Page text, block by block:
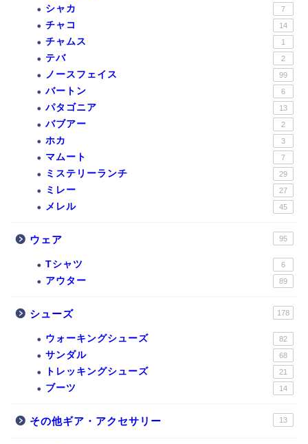
シャカ 7
チャコ 14
チャムス 1
テバ 2
ノースフェイス 99
バートン 6
パタゴニア 13
バブアー 2
ホカ 3
マムート 7
ミステリーランチ 29
ミレー 27
メレル 45
ウェア 95
Tシャツ 6
アウター 89
シューズ 178
ウォーキングシューズ 82
サンダル 68
トレッキングシューズ 21
ブーツ 14
その他ギア・アクセサリー 13